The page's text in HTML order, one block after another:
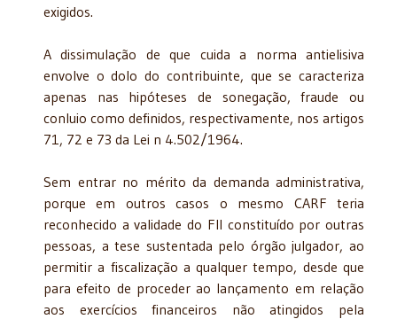
exigidos.
A dissimulação de que cuida a norma antielisiva
envolve o dolo do contribuinte, que se caracteriza
apenas nas hipóteses de sonegação, fraude ou
conluio como definidos, respectivamente, nos artigos
71, 72 e 73 da Lei n 4.502/1964.
Sem entrar no mérito da demanda administrativa,
porque em outros casos o mesmo CARF teria
reconhecido a validade do FII constituído por outras
pessoas, a tese sustentada pelo órgão julgador, ao
permitir a fiscalização a qualquer tempo, desde que
para efeito de proceder ao lançamento em relação
aos exercícios financeiros não atingidos pela